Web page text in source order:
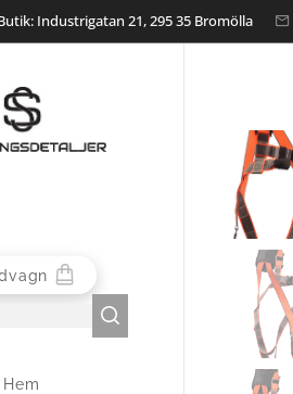
Industrigatan 21, 295 35 Bromölla
Hem